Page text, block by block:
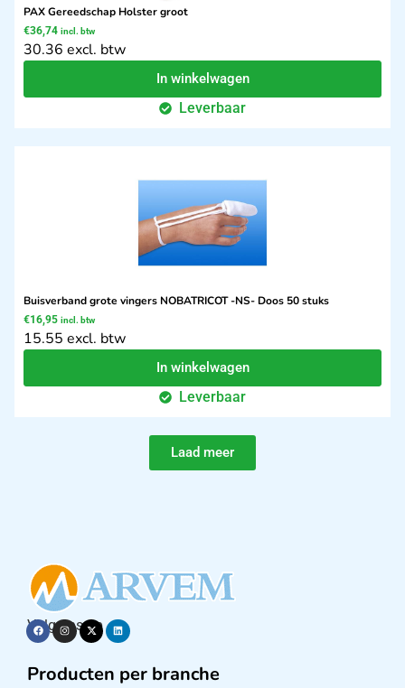
PAX Gereedschap Holster groot
€36,74 incl. btw
30.36 excl. btw
In winkelwagen
Leverbaar
Buisverband grote vingers NOBATRICOT -NS- Doos 50 stuks
€16,95 incl. btw
15.55 excl. btw
In winkelwagen
Leverbaar
Laad meer
Volg ons op
Producten per branche